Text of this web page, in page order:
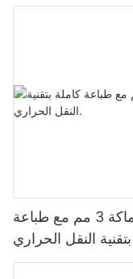
غطاء كوب قهوة من النيوبرين بسماكة 3 مم مع طباعة